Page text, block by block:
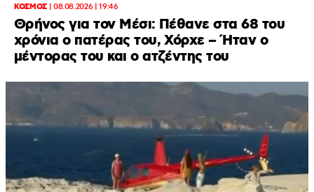
ΚΟΣΜΟΣ| 08.08.2026 | 19:46
Θρήνος για τον Μέσι: Πέθανε στα 68 του
χρόνια ο πατέρας του, Χόρχε – Ήταν ο
μέντορας του και ο ατζέντης του